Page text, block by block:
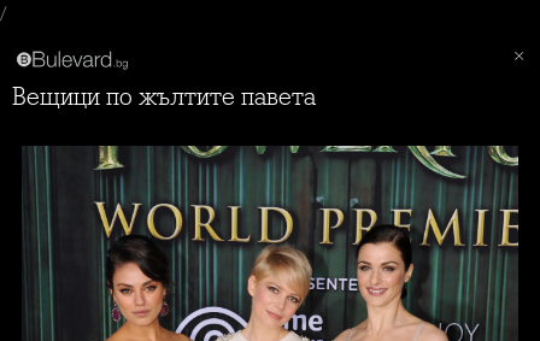
/
Вещици по жълтите павета